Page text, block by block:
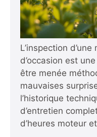
L’inspection
d’occasion est
être menée
mauvaises
l’historique
d’entretien
d’heures moteur